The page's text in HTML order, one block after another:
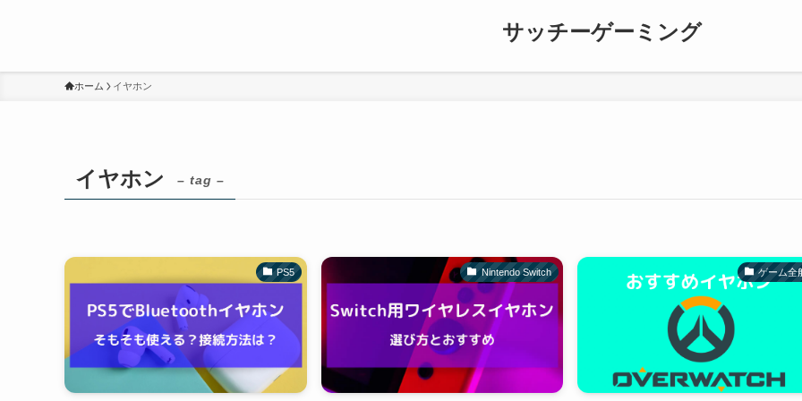
サッチーゲーミング
ホーム イヤホン
イヤホン – tag –
PS5 Nintendo Switch ゲーム全